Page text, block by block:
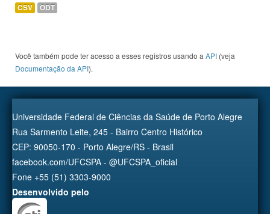
CSV ODT
Você também pode ter acesso a esses registros usando a API (veja
Documentação da API).
Universidade Federal de Ciências da Saúde de Porto Alegre
Rua Sarmento Leite, 245 - Bairro Centro Histórico
CEP: 90050-170 - Porto Alegre/RS - Brasil
facebook.com/UFCSPA - @UFCSPA_oficial
Fone +55 (51) 3303-9000
Desenvolvido pelo